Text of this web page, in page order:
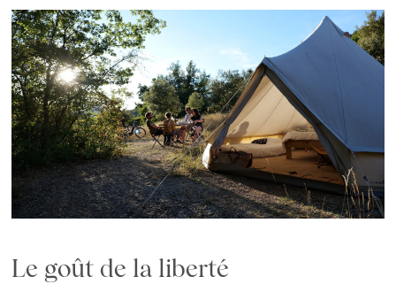
Le goût de la liberté